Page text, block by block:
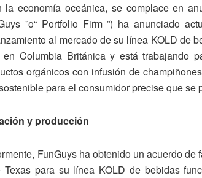
la economía oceánica, se complace en
”o“ Portfolio Firm ”) ha anunciado
al mercado de su línea KOLD de
Columbia Británica y está trabajando
orgánicos con infusión de
para el consumidor precise que se
y producción
FunGuys ha obtenido un acuerdo
para su línea KOLD de bebidas